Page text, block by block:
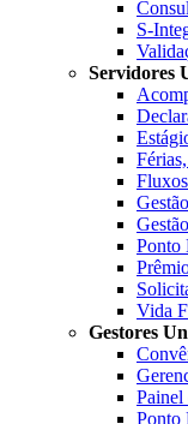
S-
Servidores
Ponto
Vida
Gestores
Painel
Ponto